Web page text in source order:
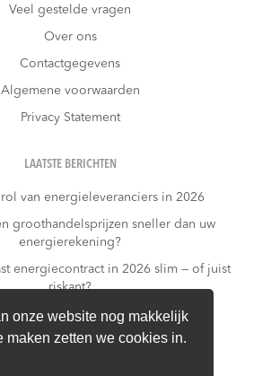
onze website nog makkelijk
maken zetten we cookies in.
Veel gestelde vragen
Over ons
Contactgegevens
Algemene voorwaarden
Privacy Statement
LAATSTE BERICHTEN
van energieleveranciers in 2026
groothandelsprijzen sneller dan uw
energierekening?
energiecontract in 2026 slim — of juist
riskant?
Wat kost niets doen?
+ dynamisch contract: gouden